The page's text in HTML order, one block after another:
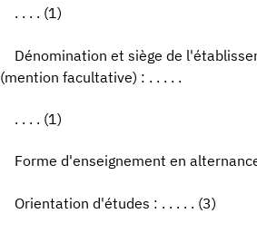
. . . . (1)
Dénomination et siège de
(mention facultative) : . . . . .
. . . . (1)
Forme d'enseignement en
Orientation d'études : . . . . . (3)